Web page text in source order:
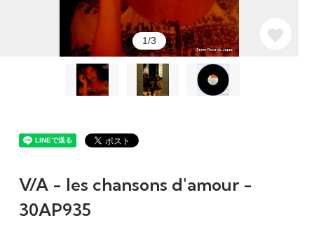
1/3
V/A - les chansons d'amour -
30AP935